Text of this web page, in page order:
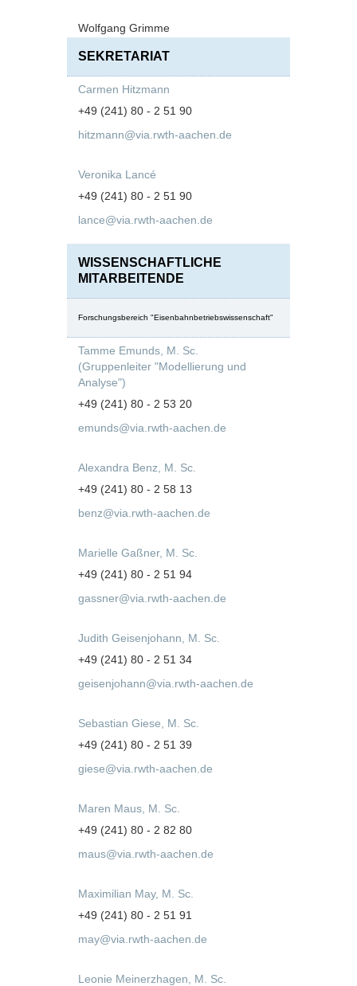
Wolfgang Grimme
SEKRETARIAT
Carmen Hitzmann
+49 (241) 80 - 2 51 90
hitzmann@via.rwth-aachen.de
Veronika Lancé
+49 (241) 80 - 2 51 90
lance@via.rwth-aachen.de
WISSENSCHAFTLICHE
MITARBEITENDE
Forschungsbereich "Eisenbahnbetriebswissenschaft"
Tamme Emunds, M. Sc.
(Gruppenleiter "Modellierung und
Analyse")
+49 (241) 80 - 2 53 20
emunds@via.rwth-aachen.de
Alexandra Benz, M. Sc.
+49 (241) 80 - 2 58 13
benz@via.rwth-aachen.de
Marielle Gaßner, M. Sc.
+49 (241) 80 - 2 51 94
gassner@via.rwth-aachen.de
Judith Geisenjohann, M. Sc.
+49 (241) 80 - 2 51 34
geisenjohann@via.rwth-aachen.de
Sebastian Giese, M. Sc.
+49 (241) 80 - 2 51 39
giese@via.rwth-aachen.de
Maren Maus, M. Sc.
+49 (241) 80 - 2 82 80
maus@via.rwth-aachen.de
Maximilian May, M. Sc.
+49 (241) 80 - 2 51 91
may@via.rwth-aachen.de
Leonie Meinerzhagen, M. Sc.